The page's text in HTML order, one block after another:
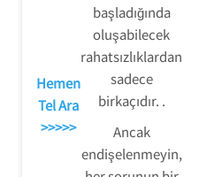
Hemen
Tel Ara
>>>>>
başladığında
oluşabilecek
rahatsızlıklardan
sadece
birkaçıdır. .
Ancak
endişelenmeyin,